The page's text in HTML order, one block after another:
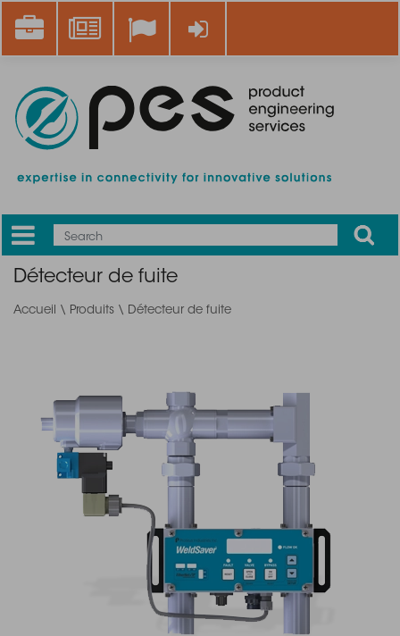
au
contenu
Career News Se connecter
Mobile
Main
Apply
Détecteur de fuite
Accueil \ Produits \ Détecteur de fuite